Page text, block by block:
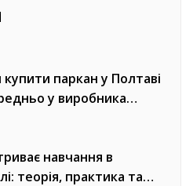
паркан у Полтаві
у виробника
навчання в
теорія, практика та